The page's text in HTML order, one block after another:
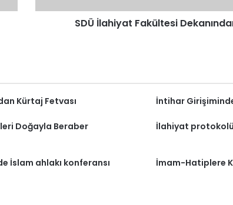
SDÜ İlahiyat Fakültesi
Kürtaj Fetvası İntihar
Doğayla Beraber İlahiyat
İslam ahlakı konferansı İmam-Hatiplere